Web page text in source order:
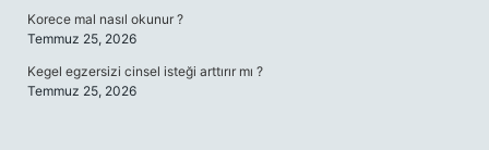
Korece mal nasıl okunur ?
Temmuz 25, 2026
Kegel egzersizi cinsel isteği arttırır mı ?
Temmuz 25, 2026